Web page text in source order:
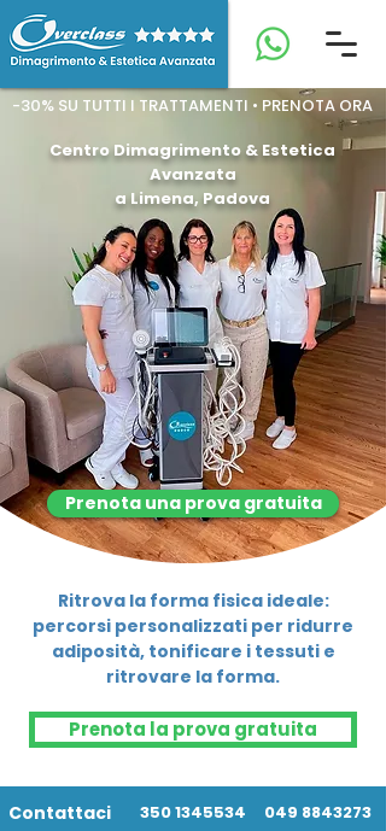
-30% SU TUTTI I TRATTAMENTI • PRENOTA ORA
Centro Dimagrimento & Estetica
Avanzata
a Limena, Padova
Prenota una prova gratuita
Ritrova la forma fisica ideale:
percorsi personalizzati per ridurre
adiposità, tonificare i tessuti e
ritrovare la forma.
Prenota la prova gratuita
Contattaci 350 1345534 049 8843273